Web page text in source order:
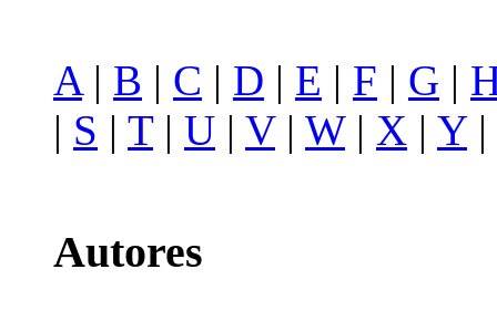
A| B | C | D | E | F | G |
| S | T| U | V| W| X | Y|
Autores